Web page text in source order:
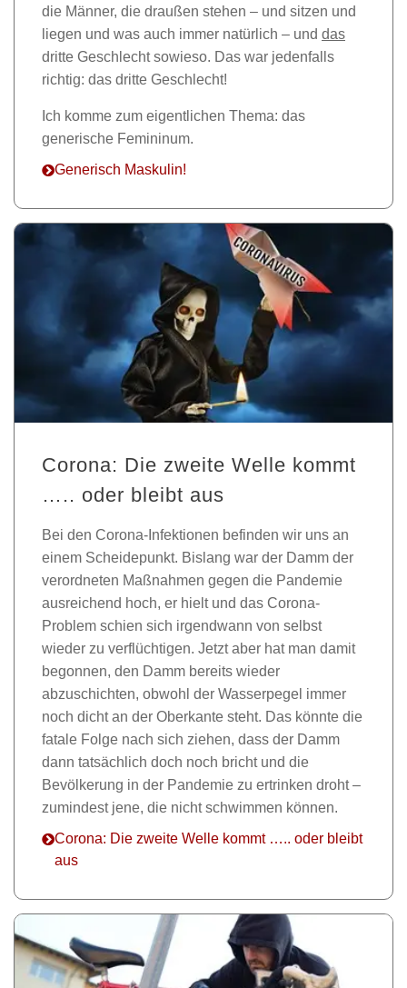
die Männer, die draußen stehen – und sitzen und
liegen und was auch immer natürlich – und das
dritte Geschlecht sowieso. Das war jedenfalls
richtig: das dritte Geschlecht!
Ich komme zum eigentlichen Thema: das
generische Femininum.
Generisch Maskulin!
Corona: Die zweite Welle kommt
….. oder bleibt aus
Bei den Corona-Infektionen befinden wir uns an
einem Scheidepunkt. Bislang war der Damm der
verordneten Maßnahmen gegen die Pandemie
ausreichend hoch, er hielt und das Corona-
Problem schien sich irgendwann von selbst
wieder zu verflüchtigen. Jetzt aber hat man damit
begonnen, den Damm bereits wieder
abzuschichten, obwohl der Wasserpegel immer
noch dicht an der Oberkante steht. Das könnte die
fatale Folge nach sich ziehen, dass der Damm
dann tatsächlich doch noch bricht und die
Bevölkerung in der Pandemie zu ertrinken droht –
zumindest jene, die nicht schwimmen können.
Corona: Die zweite Welle kommt ….. oder bleibt
aus